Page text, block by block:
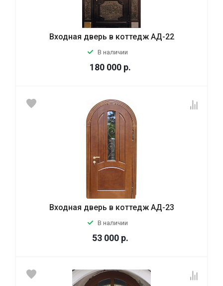
Входная дверь в коттедж АД-22
В наличии
180 000 р.
Входная дверь в коттедж АД-23
В наличии
53 000 р.